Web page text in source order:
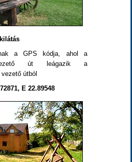
a GPS kódja, ahol a
út leágazik a
útból
E 22.89548